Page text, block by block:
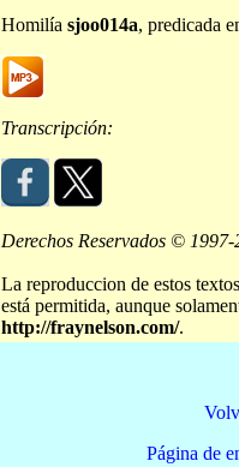
Homilía sjoo014a, predicada
Transcripción:
Derechos Reservados © 1997-
La reproduccion de estos
está permitida, aunque
http://fraynelson.com/.
Página de